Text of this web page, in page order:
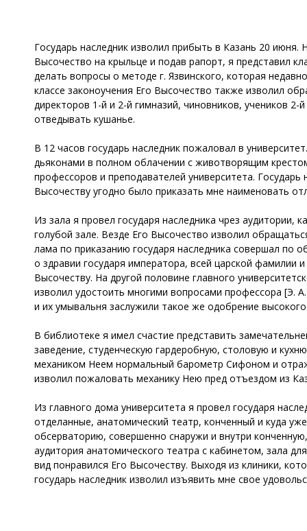
Государь наследник изволил прибыть в Казань 20
Высочество на крыльце и подав рапорт, я представил
делать вопросы о методе г. Язвинского, которая
классе законоучения Его Высочество также изволил
директоров 1-й и 2-й гимназий, чиновников, учеников
отведывать кушанье.
В 12 часов государь наследник пожаловал в
дьяконами в полном облачении с животворящим
профессоров и преподавателей университета.
Высочеству угодно было приказать мне наименовать
Из зала я провел государя наследника чрез аудитории,
голубой зале. Везде Его Высочество изволил
лама по приказанию государя наследника совершал по
о здравии государя императора, всей царской
Высочеству. На другой половине главного
изволил удостоить многими вопросами профессора [Э.
и их умывальня заслужили такое же одобрение
В библиотеке я имел счастие представить
заведение, студенческую гардеробную, столовую и
механиком Неем нормальный барометр Сифоном и
изволил пожаловать механику Нею пред отъездом из
Из главного дома университета я провел государя
отделанные, анатомический театр, конченный и куда
обсерваторию, совершенно снаружи и внутри
аудитория анатомического театра с кабинетом, зала
вид понравился Его Высочеству. Выходя из клиники,
государь наследник изволил изъявить мне свое